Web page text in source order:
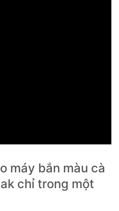
máy bắn màu cà
chỉ trong một